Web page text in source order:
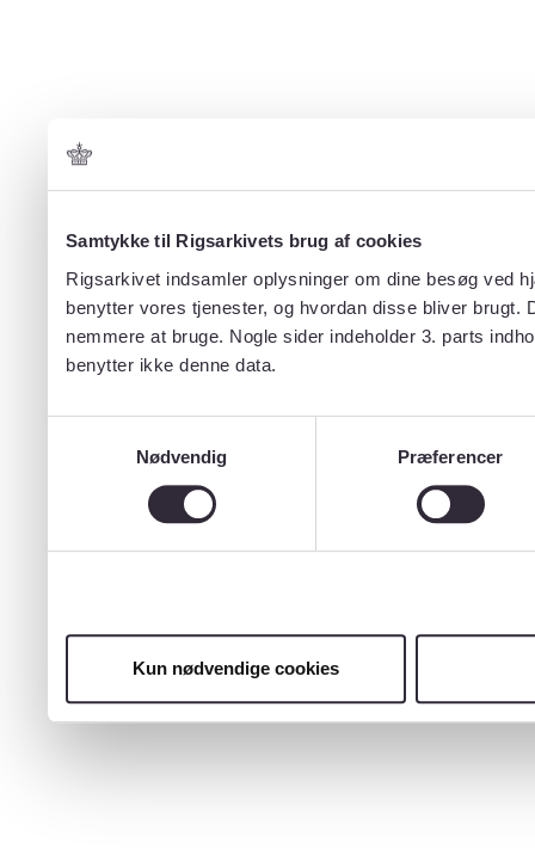
Samtykke til Rigsarkivets brug af cookies
Rigsarkivet indsamler oplysninger om dine besøg ved
benytter vores tjenester, og hvordan disse bliver
nemmere at bruge. Nogle sider indeholder 3. parts
benytter ikke denne data.
Nødvendig
Præferencer
Kun nødvendige cookies